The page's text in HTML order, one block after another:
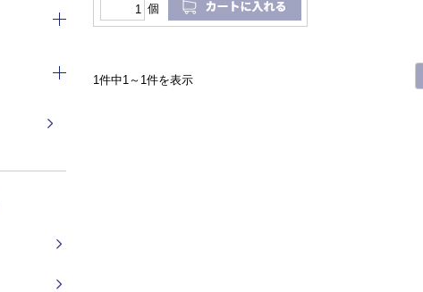
個
1件中1～1件を表示